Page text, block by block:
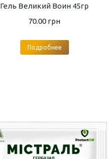
Гель Великий Воин 45гр
70.00 грн
Подробнее